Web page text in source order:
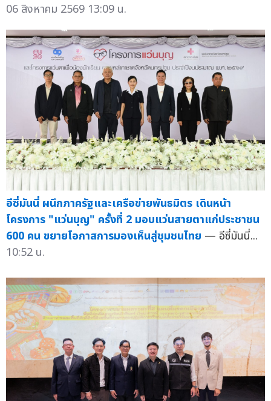
06 สิงหาคม 2569 13:09 น.
อีซี่มันนี่ ผนึกภาครัฐและเครือข่ายพันธมิตร เดินหน้า
โครงการ "แว่นบุญ" ครั้งที่ 2 มอบแว่นสายตาแก่ประชาชน
600 คน ขยายโอกาสการมองเห็นสู่ชุมชนไทย — อีซี่มันนี่...
10:52 น.